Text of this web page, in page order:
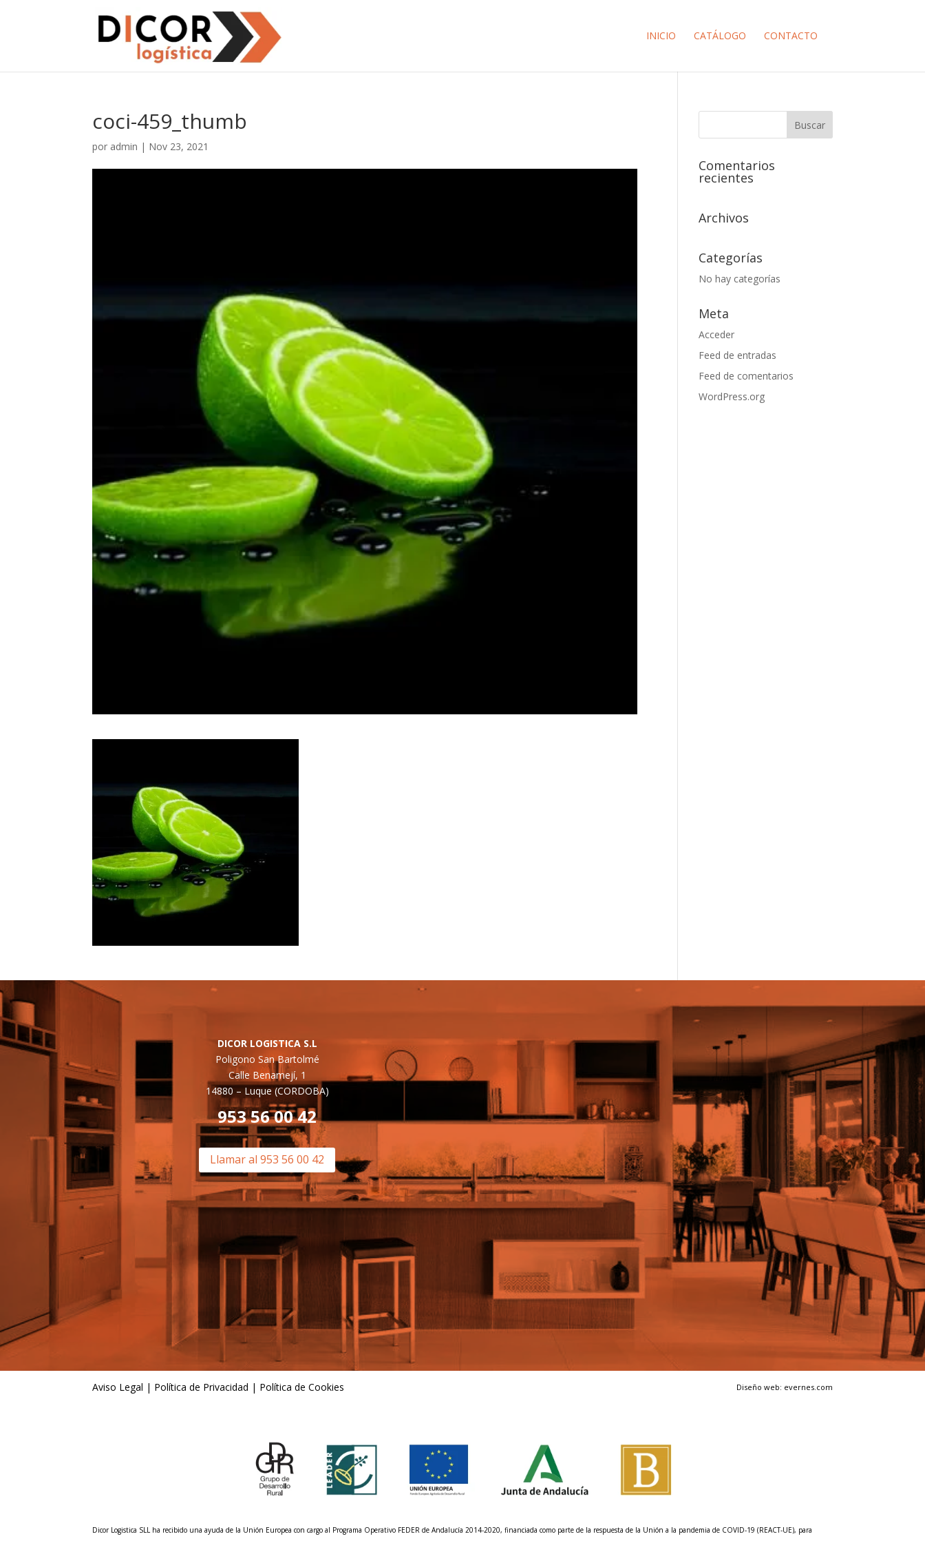
INICIO CATÁLOGO CONTACTO
coci-459_thumb
por admin | Nov 23, 2021
Comentarios
recientes
Archivos
Categorías
No hay categorías
Meta
Acceder
Feed de entradas
Feed de comentarios
WordPress.org
DICOR LOGISTICA S.L
Poligono San Bartolmé
Calle Benamejí, 1
14880 –Luque (CORDOBA)
953 56 00 42
Llamar al 953 56 00 42
Aviso Legal | Política de Privacidad | Política de Cookies Diseño web: evernes.com
Dicor Logistica SLL ha recibido una ayuda de la Unión Europea con cargo al Programa Operativo FEDER de Andalucía 2014-2020, financiada como parte de la respuesta de la Unión a la pandemia de COVID-19 (REACT-UE), para